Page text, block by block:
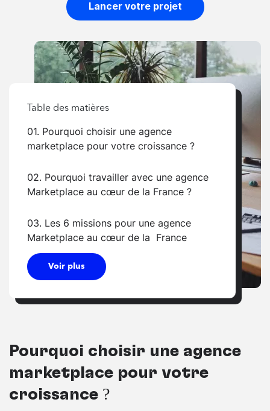
Lancer votre projet
Table des matières
01. Pourquoi choisir une agence
marketplace pour votre croissance ?
02. Pourquoi travailler avec une agence
Marketplace au cœur de la France ?
03. Les 6 missions pour une agence
Marketplace au cœur de la France
Voir plus
Pourquoi choisir une agence
marketplace pour votre
croissance ?